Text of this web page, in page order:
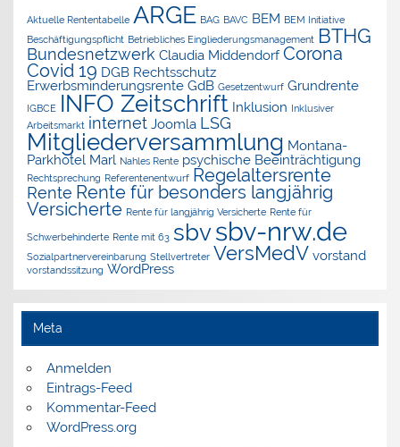
Aktuelle Rententabelle ARGE BAG BAVC BEM BEM Initiative
Beschäftigungspflicht Betriebliches Eingliederungsmanagement BTHG
Bundesnetzwerk Claudia Middendorf Corona
Covid 19 DGB Rechtsschutz
Erwerbsminderungsrente GdB Gesetzentwurf Grundrente
IGBCE INFO Zeitschrift Inklusion Inklusiver
Arbeitsmarkt internet Joomla LSG
Mitgliederversammlung Montana-
Parkhotel Marl Nahles Rente psychische Beeinträchtigung
Rechtsprechung Referentenentwurf Regelaltersrente
Rente Rente für besonders langjährig
Versicherte Rente für langjährig Versicherte Rente für
Schwerbehinderte Rente mit 63 sbvsbv-nrw.de
Sozialpartnervereinbarung Stellvertreter VersMedV vorstand
vorstandssitzung WordPress
Meta
Anmelden
Eintrags-Feed
Kommentar-Feed
WordPress.org